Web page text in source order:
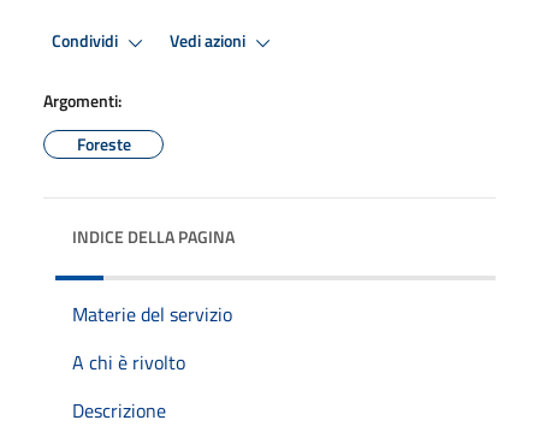
Condividi Vedi azioni
Argomenti:
Foreste
INDICE DELLA PAGINA
Materie del servizio
A chi è rivolto
Descrizione